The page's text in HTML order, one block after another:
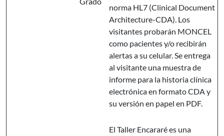
norma HL7 (Clinical Document
Architecture-CDA). Los
visitantes probarán MONCEL
como pacientes y/o recibirán
alertas a su celular. Se entrega
al visitante una muestra de
informe para la historia clínica
electrónica en formato CDA y
su versión en papel en PDF.
El Taller Encararé es una